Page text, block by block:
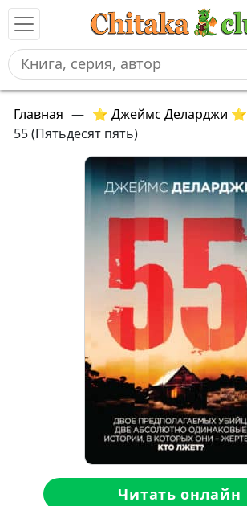
Главная — ⭐ Джеймс Деларджи ⭐
55 (Пятьдесят пять)
Читать онлайн